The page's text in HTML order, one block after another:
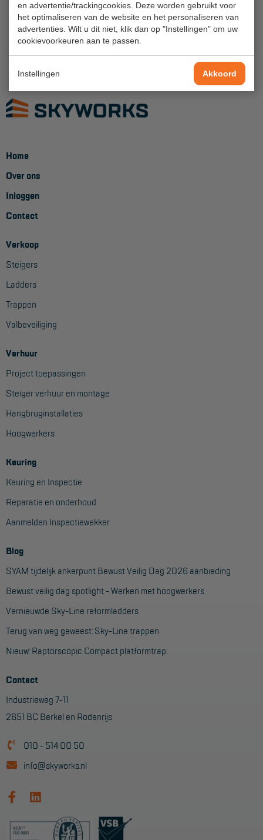
en advertentie/trackingcookies. Deze worden gebruikt voor
het optimaliseren van de website en het personaliseren van
advertenties. Wilt u dit niet, klik dan op "Instellingen" om uw
cookievoorkeuren aan te passen.
Instellingen Akkoord
Masthoogwerkers
Autohoogwerkers
Hoogbouw
Projectvoorbeelden
Reparatie en onderhoud
Aanmelden Inspectiewekker
OVER ONS
Vestigingen
Werken bij ons
SUPPORT
Tips en trucs
Veelgestelde vragen
Algemene voorwaarden
KANTPLANKKLEM VOOR STEIGER
Meer info
Home
Over ons
Inloggen
Contact
Verkoop
Steigers
Ladders
Trappen
Valbeveiliging
Verhuur
Project toepassingen
Steiger verhuur en montage
Hangbruginstallaties
Hoogwerkers
Keuring
Keuring en Inspectie
Reparatie en onderhoud
Aanmelden Inspectiewekker
Blog
SYAM tijdelijk ankerpunt Bewust Veilig Dag 2026 aanbieding
Bewust veilig dag spotlight - Werken met hoogwerkers
Vernieuwde Sky-Line reformladders
Terug van weg geweest: Sky-Line trappen
Nieuw: Raptorscopic Compact platformtrap
Contact
Industrieweg 7-11
2651 BC Berkel en Rodenrijs
010 - 514 00 50
info@skyworks.nl